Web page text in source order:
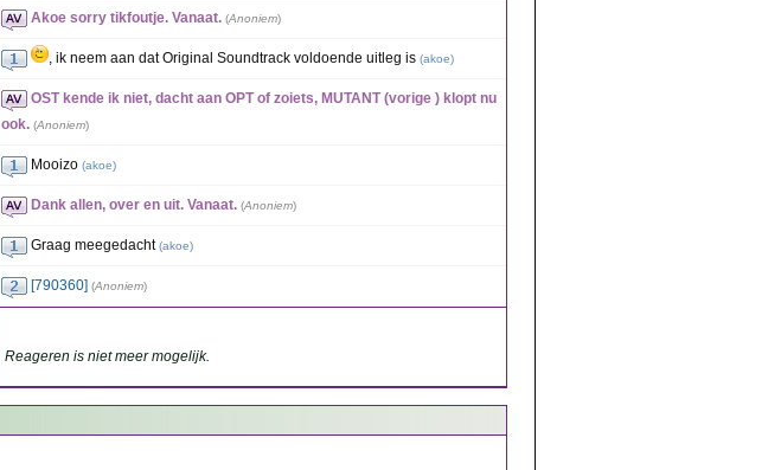
Akoe sorry tikfoutje. Vanaat. (Anoniem)
, ik neem aan dat Original Soundtrack voldoende uitleg is (akoe)
OST kende ik niet, dacht aan OPT of zoiets, MUTANT (vorige ) klopt nu
ook. (Anoniem)
Mooizo (akoe)
Dank allen, over en uit. Vanaat. (Anoniem)
Graag meegedacht (akoe)
[790360] (Anoniem)
Reageren is niet meer mogelijk.